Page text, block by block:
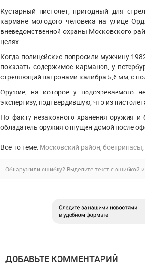
Кустарный пистолет, пригодный для
кармане молодого человека на улице
вневедомственной охраны Московского
целях.
Когда полицейские попросили мужчину
показать содержимое карманов, у
стреляющий патронами калибра 5,6 мм, с
Оружие, на которое у подозреваемого
экспертизу, подтвердившую, что из
По факту незаконного хранения оружия и
обладатель оружия отпущен домой после
Все по теме: Московский район, боеприпасы,
Обнаружили ошибку? Выделите текст с ошибкой
ДОБАВЬТЕ КОММЕНТАРИЙ